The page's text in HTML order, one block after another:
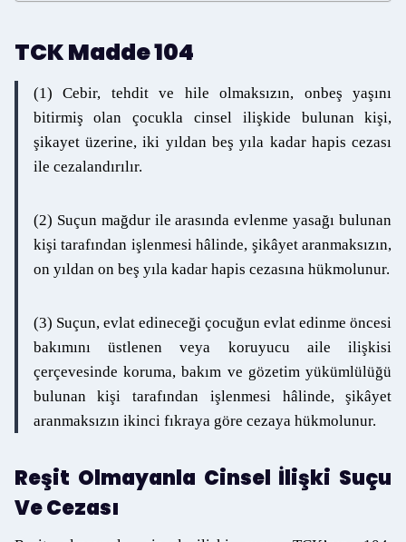
TCK Madde 104
(1) Cebir, tehdit ve hile olmaksızın, onbeş yaşını
bitirmiş olan çocukla cinsel ilişkide bulunan kişi,
şikayet üzerine, iki yıldan beş yıla kadar hapis cezası
ile cezalandırılır.
(2) Suçun mağdur ile arasında evlenme yasağı bulunan
kişi tarafından işlenmesi hâlinde, şikâyet aranmaksızın,
on yıldan on beş yıla kadar hapis cezasına hükmolunur.
(3) Suçun, evlat edineceği çocuğun evlat edinme öncesi
bakımını üstlenen veya koruyucu aile ilişkisi
çerçevesinde koruma, bakım ve gözetim yükümlülüğü
bulunan kişi tarafından işlenmesi hâlinde, şikâyet
aranmaksızın ikinci fıkraya göre cezaya hükmolunur.
Reşit Olmayanla Cinsel İlişki Suçu
Ve Cezası